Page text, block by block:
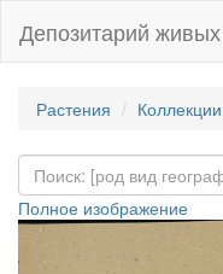
Депозитарий
Растения Коллекции
Полное изображение